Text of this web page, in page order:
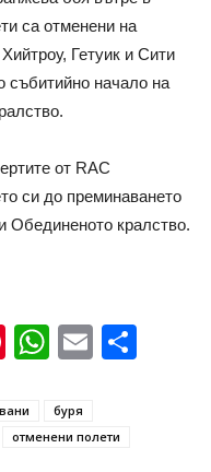
са отменени на
Гетуик и Сити
събитийно начало на
от RAC
си до преминаването
Обединеното кралство.
Pinterest
WhatsApp
Email
буря
отменени полети